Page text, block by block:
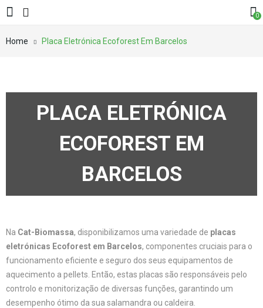
0
Home Placa Eletrónica Ecoforest Em Barcelos
PLACA ELETRÓNICA
ECOFOREST EM
BARCELOS
Na Cat-Biomassa, disponibilizamos uma variedade de placas
eletrónicas Ecoforest em Barcelos, componentes cruciais para o
funcionamento eficiente e seguro dos seus equipamentos de
aquecimento a pellets. Então, estas placas são responsáveis pelo
controlo e monitorização de diversas funções, garantindo um
desempenho ótimo da sua salamandra ou caldeira.